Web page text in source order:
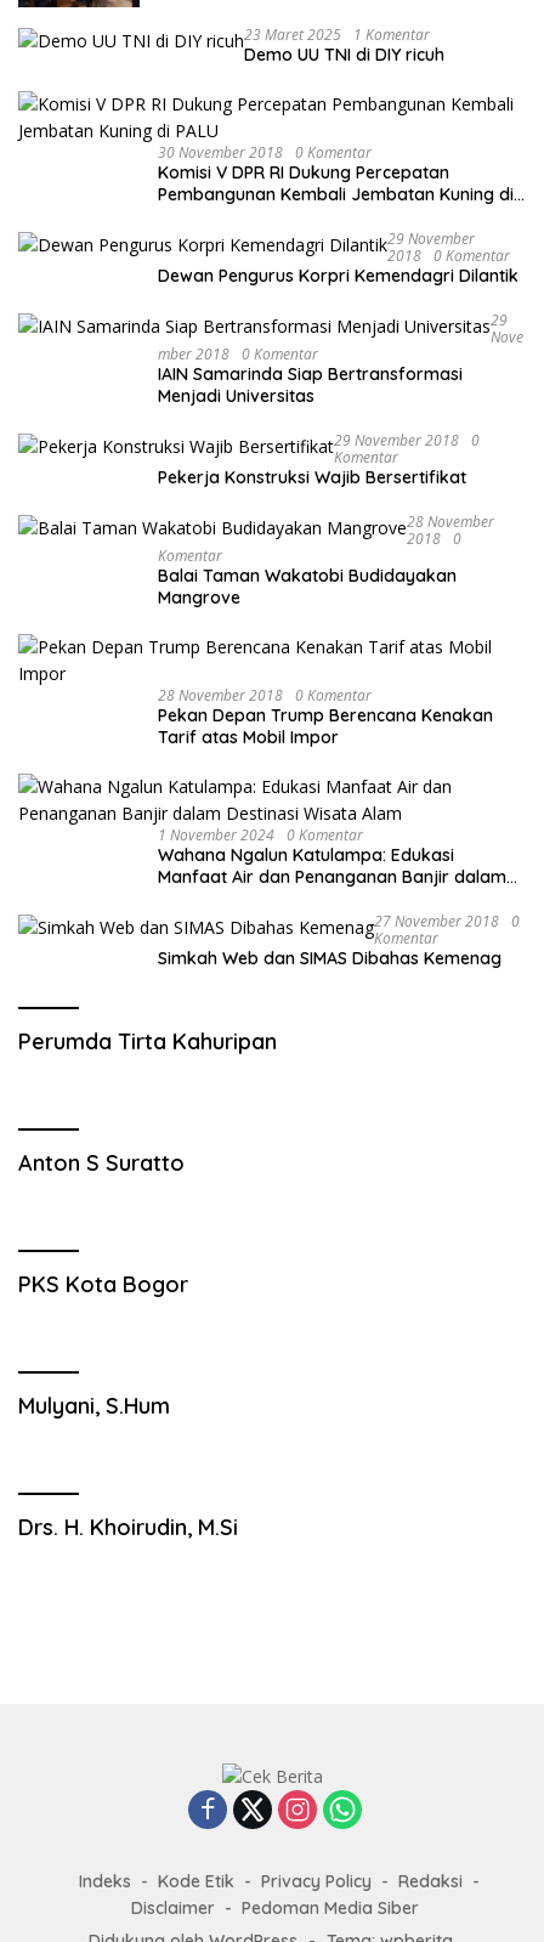
23 Maret 2025 1 Komentar
Demo UU TNI di DIY ricuh
30 November 2018 0 Komentar
Komisi V DPR RI Dukung Percepatan
Pembangunan Kembali Jembatan Kuning di
29 November
2018 0 Komentar
Dewan Pengurus Korpri Kemendagri Dilantik
29
Nove
Mber 2018 0 Komentar
IAIN Samarinda Siap Bertransformasi
Menjadi Universitas
29 November 2018 0
Komentar
Pekerja Konstruksi Wajib Bersertifikat
28 November
2018 0
Komentar
Balai Taman Wakatobi Budidayakan
Mangrove
28 November 2018 0 Komentar
Pekan Depan Trump Berencana Kenakan
Tarif atas Mobil Impor
1 November 2024 0 Komentar
Wahana Ngalun Katulampa: Edukasi
Manfaat Air dan Penanganan Banjir dalam
27 November 2018 0
Komentar
Simkah Web dan SIMAS Dibahas Kemenag
Perumda Tirta Kahuripan
Anton S Suratto
PKS Kota Bogor
Mulyani, S.Hum
Drs. H. Khoirudin, M.Si
Indeks Kode Etik Privacy Policy
Redaksi
Disclaimer
Pedoman Media Siber